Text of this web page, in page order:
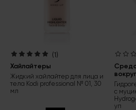
(1)
Хайлайтеры
Жидкий хайлайтер для лица и
тела Kodi professional № 01, 30
мл
с
уп